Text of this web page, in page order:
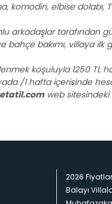
komodin, elbise dolabı,
arkadaşlar tarafından
bahçe bakımı, villaya
koşuluyla 1250 TL
/1 hafta içerisinde
web sitesindeki
2026
Balayı